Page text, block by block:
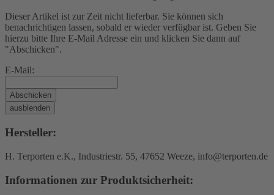
Dieser Artikel ist zur Zeit nicht lieferbar. Sie können sich
benachrichtigen lassen, sobald er wieder verfügbar ist. Geben Sie
hierzu bitte Ihre E-Mail Adresse ein und klicken Sie dann auf
"Abschicken".
E-Mail:
Abschicken
ausblenden
Hersteller:
H. Terporten e.K., Industriestr. 55, 47652 Weeze, info@terporten.de
Informationen zur Produktsicherheit: